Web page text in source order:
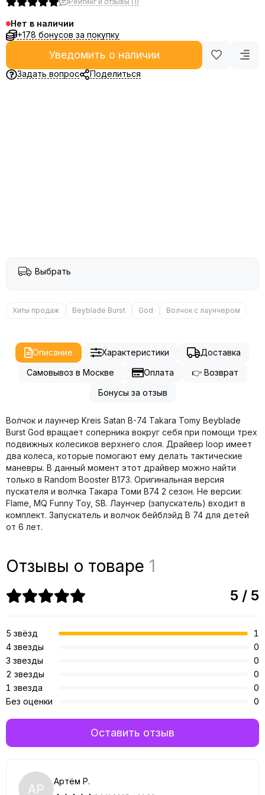
Нет в наличии
+178 бонусов за покупку
Уведомить о наличии
Задать вопрос Поделиться
Выбрать
Хиты продаж Beyblade Burst God Волчок с лаунчером
Описание Характеристики
Доставка
Самовывоз в Москве
Оплата
👉 Возврат
Бонусы за отзыв
Волчок и лаунчер Kreis Satan B-74 Takara Tomy Beyblade
Burst God вращает соперника вокруг себя при помощи трех
подвижных колесиков верхнего слоя. Драйвер loop имеет
два колеса, которые помогают ему делать тактические
маневры. В данный момент этот драйвер можно найти
только в Random Booster B173. Оригинальная версия
пускателя и волчка Такара Томи B74 2 сезон. Не версии:
Flame, MQ Funny Toy, SB. Лаунчер (запускатель) входит в
комплект. Запускатель и волчок бейблэйд B 74 для детей
от 6 лет.
Отзывы о товаре 1
АР Артём Р.
5 / 5
5 звёзд
1
4 звезды
0
3 звезды
0
2 звезды
0
1 звезда
0
Без оценки
0
Оставить отзыв